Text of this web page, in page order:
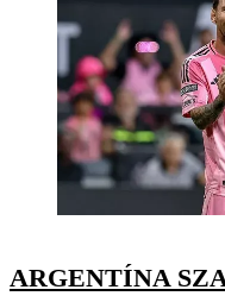
ARGENTÍNA